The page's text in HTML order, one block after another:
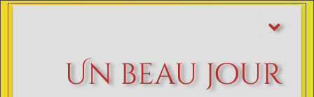
Afficher/
Un beau jour